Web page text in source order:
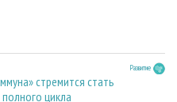
Развитие
стремится стать
цикла